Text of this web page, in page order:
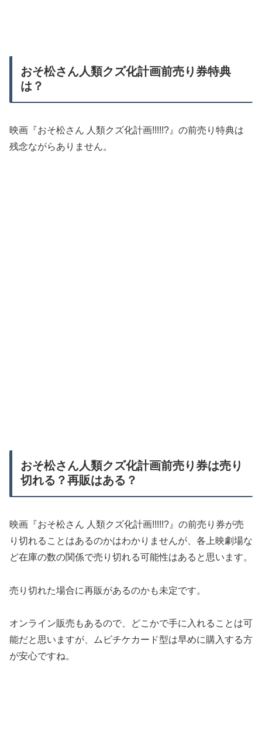
おそ松さん人類クズ化計画前売り券特典
は？
映画『おそ松さん 人類クズ化計画!!!!!?』の前売り特典は
残念ながらありません。
おそ松さん人類クズ化計画前売り券は売り
切れる？再販はある？
映画『おそ松さん 人類クズ化計画!!!!!?』の前売り券が売
り切れることはあるのかはわかりませんが、各上映劇場な
ど在庫の数の関係で売り切れる可能性はあると思います。
売り切れた場合に再販があるのかも未定です。
オンライン販売もあるので、どこかで手に入れることは可
能だと思いますが、ムビチケカード型は早めに購入する方
が安心ですね。